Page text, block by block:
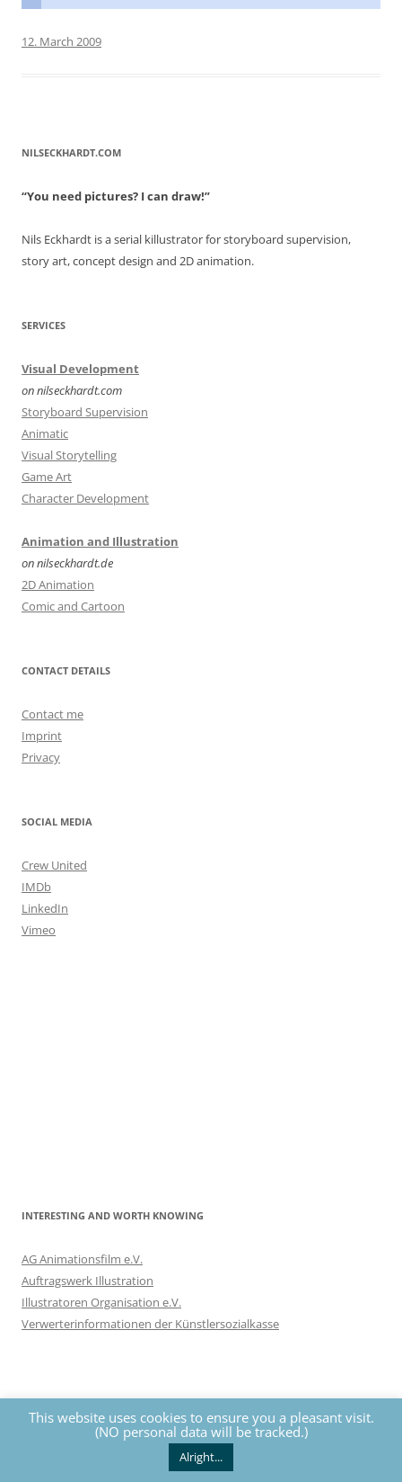
12. March 2009
NILSECKHARDT.COM
“You need pictures? I can draw!”
Nils Eckhardt is a serial killustrator for storyboard supervision,
story art, concept design and 2D animation.
SERVICES
Visual Development
on nilseckhardt.com
Storyboard Supervision
Animatic
Visual Storytelling
Game Art
Character Development
Animation and Illustration
on nilseckhardt.de
2D Animation
Comic and Cartoon
CONTACT DETAILS
Contact me
Imprint
Privacy
SOCIAL MEDIA
Crew United
IMDb
LinkedIn
Vimeo
INTERESTING AND WORTH KNOWING
AG Animationsfilm e.V.
Auftragswerk Illustration
Illustratoren Organisation e.V.
Verwerterinformationen der Künstlersozialkasse
The contents of this website are protected by copyrights. All
rights reserved by Nils Eckhardt unless otherwise noted.
This website uses cookies to ensure you a pleasant visit.
(NO personal data will be tracked.)
Alright...